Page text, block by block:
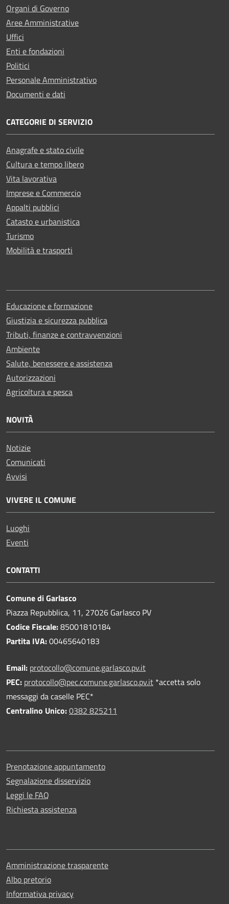
Organi di Governo
Aree Amministrative
Uffici
Enti e fondazioni
Politici
Personale Amministrativo
Documenti e dati
CATEGORIE DI SERVIZIO
Anagrafe e stato civile
Cultura e tempo libero
Vita lavorativa
Imprese e Commercio
Appalti pubblici
Catasto e urbanistica
Turismo
Mobilità e trasporti
Educazione e formazione
Giustizia e sicurezza pubblica
Tributi, finanze e contravvenzioni
Ambiente
Salute, benessere e assistenza
Autorizzazioni
Agricoltura e pesca
NOVITÀ
Notizie
Comunicati
Avvisi
VIVERE IL COMUNE
Luoghi
Eventi
CONTATTI
Comune di Garlasco
Piazza Repubblica, 11, 27026 Garlasco PV
Codice Fiscale:85001810184
Partita IVA:00465640183
Email: protocollo@comune.garlasco.pv.it
PEC: protocollo@pec.comune.garlasco.pv.it *accetta solo
messaggi da caselle PEC*
Centralino Unico:0382 825211
Prenotazione appuntamento
Segnalazione disservizio
Leggi le FAQ
Richiesta assistenza
Amministrazione trasparente
Albo pretorio
Informativa privacy